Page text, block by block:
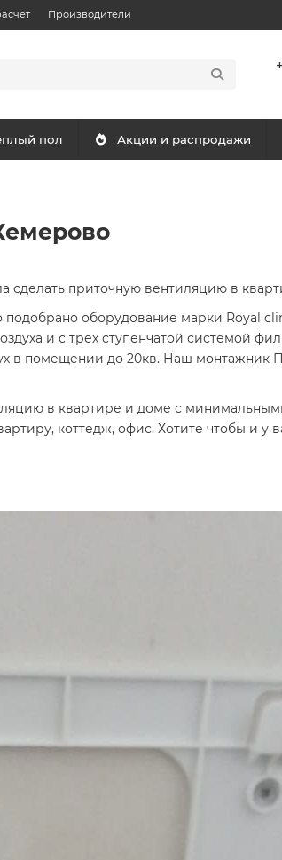
Производители
пол Акции и распродажи
сделать приточную вентиляцию в
оборудование марки Royal
и с трех ступенчатой системой
в помещении до 20кв. Наш монтажник
в квартире и доме с
коттедж, офис. Хотите чтобы и у